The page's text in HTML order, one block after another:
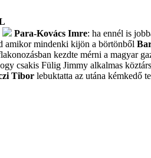
Para-Kovács Imre: ha ennél is
amikor mindenki kijön a börtönből
kezdte mérni a magyar
csakis Fülig Jimmy alkalmas
Tibor lebuktatta az utána kémkedő